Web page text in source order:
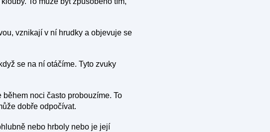
vznikají v ní hrudky a objevuje se
se na ní otáčíme. Tyto zvuky
noci často probouzíme. To
dobře odpočívat.
nebo hrboly nebo je její